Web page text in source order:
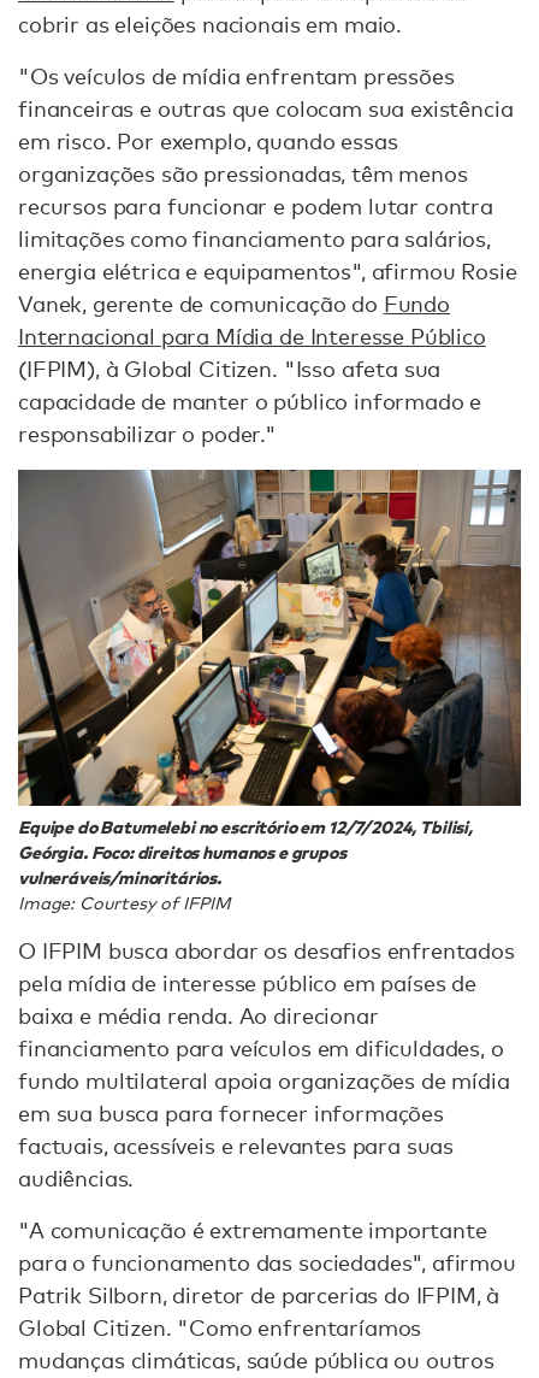
cobrir as eleições nacionais em maio.
"Os veículos de mídia enfrentam pressões
financeiras e outras que colocam sua existência
em risco. Por exemplo, quando essas
organizações são pressionadas, têm menos
recursos para funcionar e podem lutar contra
limitações como financiamento para salários,
energia elétrica e equipamentos", afirmou Rosie
Vanek, gerente de comunicação do Fundo
Internacional para Mídia de Interesse Público
(IFPIM), à Global Citizen. "Isso afeta sua
capacidade de manter o público informado e
responsabilizar o poder."
Equipe do Batumelebi no escritório em 12/7/2024, Tbilisi,
Geórgia. Foco: direitos humanos e grupos
vulneráveis/minoritários.
Image: Courtesy of IFPIM
O IFPIM busca abordar os desafios enfrentados
pela mídia de interesse público em países de
baixa e média renda. Ao direcionar
financiamento para veículos em dificuldades, o
fundo multilateral apoia organizações de mídia
em sua busca para fornecer informações
factuais, acessíveis e relevantes para suas
audiências.
"A comunicação é extremamente importante
para o funcionamento das sociedades", afirmou
Patrik Silborn, diretor de parcerias do IFPIM, à
Global Citizen. "Como enfrentaríamos
mudanças climáticas, saúde pública ou outros